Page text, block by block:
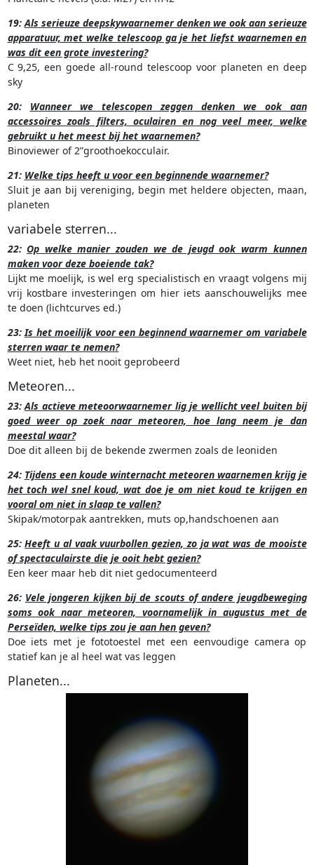
19: Als serieuze deepskywaarnemer denken we ook aan serieuze
apparatuur, met welke telescoop ga je het liefst waarnemen en
was dit een grote investering?
C 9,25, een goede all-round telescoop voor planeten en deep
sky
20: Wanneer we telescopen zeggen denken we ook aan
accessoires zoals filters, oculairen en nog veel meer, welke
gebruikt u het meest bij het waarnemen?
Binoviewer of 2”groothoekocculair.
21: Welke tips heeft u voor een beginnende waarnemer?
Sluit je aan bij vereniging, begin met heldere objecten, maan,
planeten
variabele sterren...
22:Op welke manier zouden we de jeugd ook warm kunnen
maken voor deze boeiende tak?
Lijkt me moelijk, is wel erg specialistisch en vraagt volgens mij
vrij kostbare investeringen om hier iets aanschouwelijks mee
te doen (lichtcurves ed.)
23:Is het moeilijk voor een beginnend waarnemer om variabele
sterren waar te nemen?
Weet niet, heb het nooit geprobeerd
Meteoren...
23:Als actieve meteoorwaarnemer lig je wellicht veel buiten bij
goed weer op zoek naar meteoren, hoe lang neem je dan
meestal waar?
Doe dit alleen bij de bekende zwermen zoals de leoniden
24: Tijdens een koude winternacht meteoren waarnemen krijg je
het toch wel snel koud, wat doe je om niet koud te krijgen en
vooral om niet in slaap te vallen?
Skipak/motorpak aantrekken, muts op,handschoenen aan
25:Heeft u al vaak vuurbollen gezien, zo ja wat was de mooiste
of spectaculairste die je ooit hebt gezien?
Een keer maar heb dit niet gedocumenteerd
26: Vele jongeren kijken bij de scouts of andere jeugdbeweging
soms ook naar meteoren, voornamelijk in augustus met de
Perseïden, welke tips zou je aan hen geven?
Doe iets met je fototoestel met een eenvoudige camera op
statief kan je al heel wat vas leggen
Planeten...